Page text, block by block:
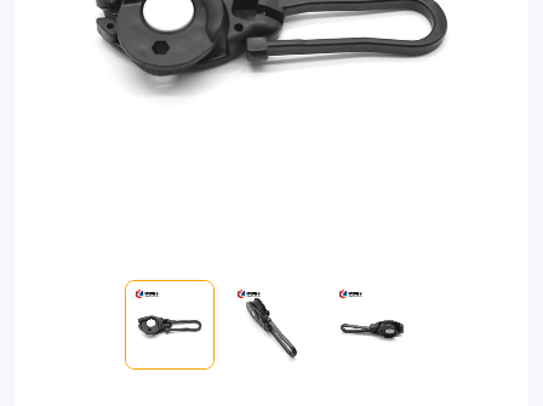
securely
anchor
installation,
universal
compatibility,